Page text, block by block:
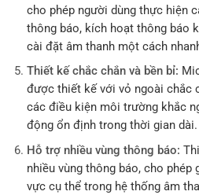
cho phép người dùng thực hiện
thông báo, kích hoạt thông báo
cài đặt âm thanh một cách
Thiết kế chắc chắn và bền bỉ:
được thiết kế với vỏ ngoài chắc
các điều kiện môi trường khắc
động ổn định trong thời gian dài.
Hỗ trợ nhiều vùng thông báo:
nhiều vùng thông báo, cho
vực cụ thể trong hệ thống âm